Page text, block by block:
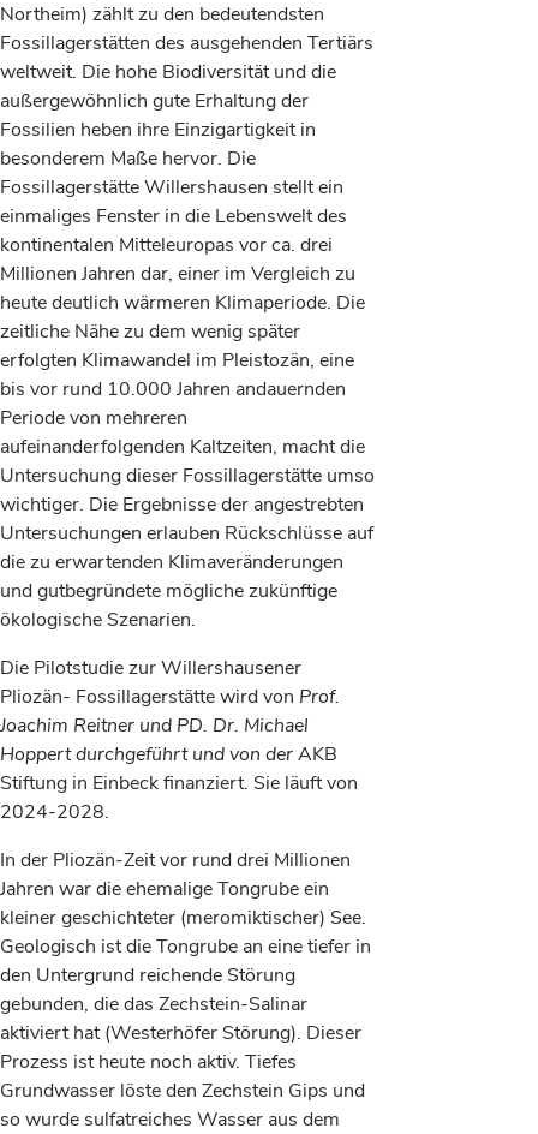
Northeim) zählt zu den bedeutendsten
Fossillagerstätten des ausgehenden Tertiärs
weltweit. Die hohe Biodiversität und die
außergewöhnlich gute Erhaltung der
Fossilien heben ihre Einzigartigkeit in
besonderem Maße hervor. Die
Fossillagerstätte Willershausen stellt ein
einmaliges Fenster in die Lebenswelt des
kontinentalen Mitteleuropas vor ca. drei
Millionen Jahren dar, einer im Vergleich zu
heute deutlich wärmeren Klimaperiode. Die
zeitliche Nähe zu dem wenig später
erfolgten Klimawandel im Pleistozän, eine
bis vor rund 10.000 Jahren andauernden
Periode von mehreren
aufeinanderfolgenden Kaltzeiten, macht die
Untersuchung dieser Fossillagerstätte umso
wichtiger. Die Ergebnisse der angestrebten
Untersuchungen erlauben Rückschlüsse auf
die zu erwartenden Klimaveränderungen
und gutbegründete mögliche zukünftige
ökologische Szenarien.
Die Pilotstudie zur Willershausener
Pliozän- Fossillagerstätte wird von Prof.
Joachim Reitner und PD. Dr. Michael
Hoppert durchgeführt und von derAKB
Stiftung in Einbeck finanziert. Sie läuft von
2024-2028.
In der Pliozän-Zeit vor rund drei Millionen
Jahren war die ehemalige Tongrube ein
kleiner geschichteter (meromiktischer) See.
Geologisch ist die Tongrube an eine tiefer in
den Untergrund reichende Störung
gebunden, die das Zechstein-Salinar
aktiviert hat (Westerhöfer Störung). Dieser
Prozess ist heute noch aktiv. Tiefes
Grundwasser löste den Zechstein Gips und
so wurde sulfatreiches Wasser aus dem